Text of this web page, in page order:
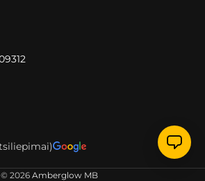
© 2026 Amberglow MB